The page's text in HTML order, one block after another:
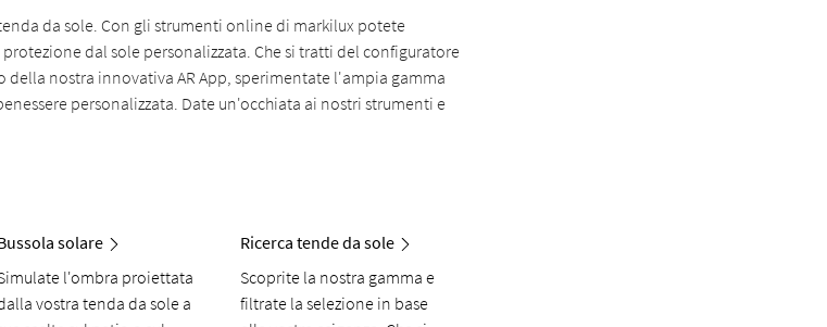
da sole. Con gli strumenti online di markilux potete
dal sole personalizzata. Che si tratti del configuratore
della nostra innovativa AR App, sperimentate l'ampia gamma
personalizzata. Date un'occhiata ai nostri strumenti e
solare
l'ombra proiettata
vostra tenda da sole a
Ricerca tende da sole
Scoprite la nostra gamma e
filtrate la selezione in base